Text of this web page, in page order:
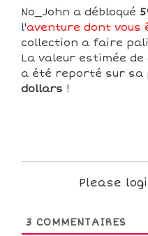
No_John a débloqué
l'aventure dont vous
collection a faire
La valeur estimée
a été reporté sur sa
dollars !
Please
3 COMMENTAIRES